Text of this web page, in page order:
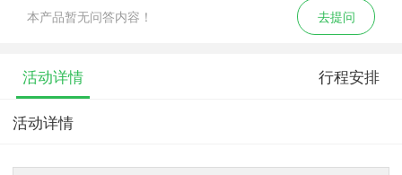
本产品暂无问答内容！ 去提问
活动详情 行程安排
活动详情